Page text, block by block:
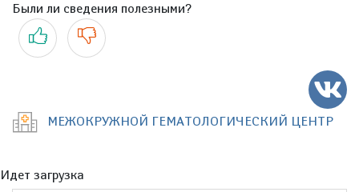
Были ли сведения полезными?
Да Нет
МЕЖОКРУЖНОЙ ГЕМАТОЛОГИЧЕСКИЙ ЦЕНТР
Идет загрузка